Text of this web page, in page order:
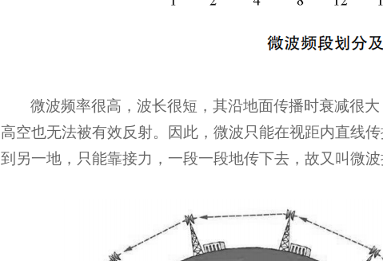
微波频率很高，波长很短，其沿地面传播时衰减很
高空也无法被有效反射。因此，微波只能在视距内直线
到另一地，只能靠接力，一段一段地传下去，故又叫微波